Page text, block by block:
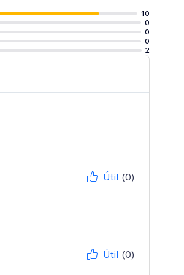
10
0
0
0
2
Útil (0)
Útil (0)